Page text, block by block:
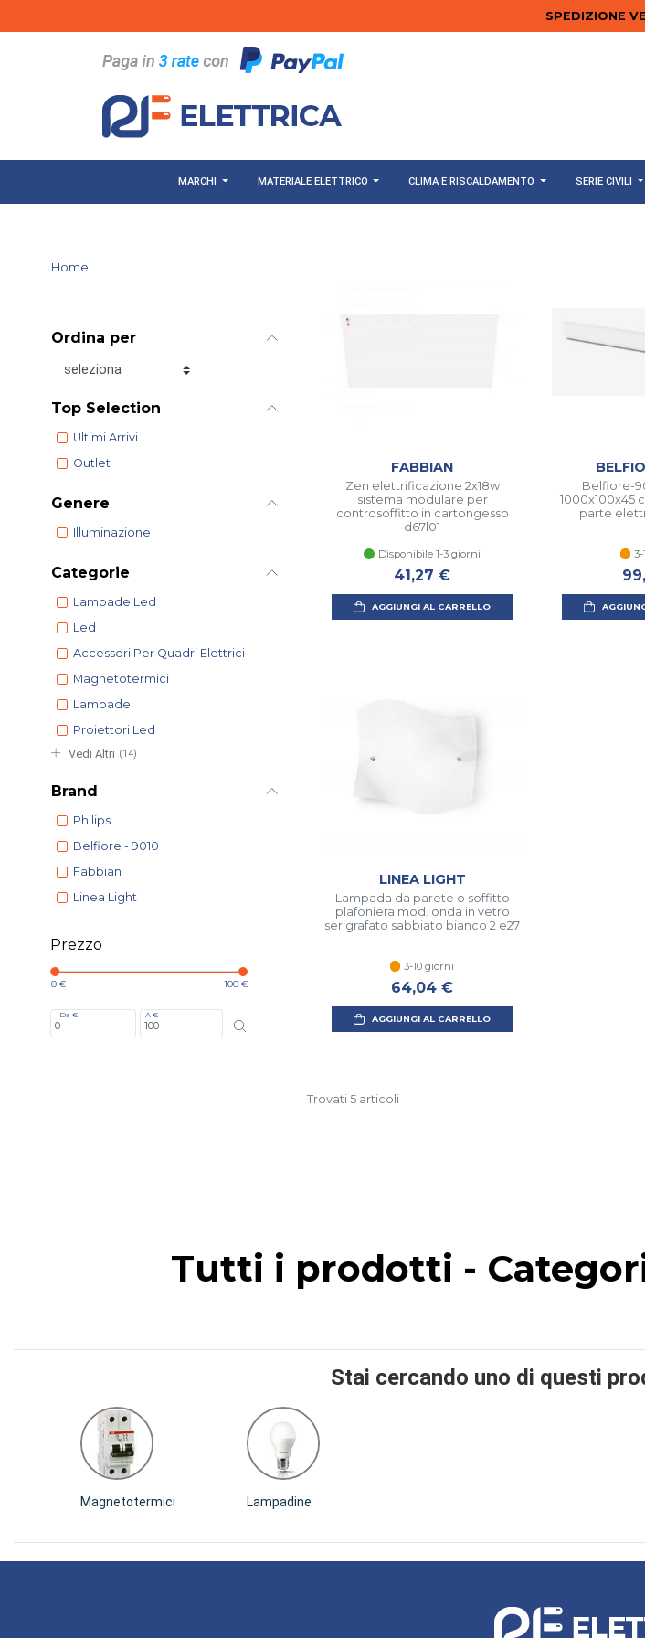
SPEDIZIONE
MARCHI MATERIALE ELETTRICO CLIMA E RISCALDAMENTO SERIE CIVILI
Home
Ordina per
Ordina per
Top Selection
Ultimi Arrivi
Outlet
Genere
Illuminazione
Categorie
Lampade Led
Led
Accessori Per Quadri Elettrici
Magnetotermici
Lampade
Proiettori Led
Vedi Altri (14)
Brand
Philips
Belfiore - 9010
Fabbian
Linea Light
Prezzo
0 € 100 €
Da € A €
FABBIAN
Zen elettrificazione 2x18w
sistema modulare per
controsoffitto in cartongesso
d67l01
Disponibile 1-3 giorni
41,27 €
AGGIUNGI AL CARRELLO
Belfiore-
1000x100x45
parte
LINEA LIGHT
Lampada da parete o soffitto
plafoniera mod. onda in vetro
serigrafato sabbiato bianco 2 e27
3-10 giorni
64,04 €
AGGIUNGI AL CARRELLO
Trovati 5 articoli
Tutti i prodotti -
Stai cercando uno di questi
Magnetotermici Lampadine